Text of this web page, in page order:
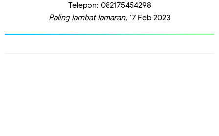
Telepon: 082175454298
Paling lambat lamaran, 17 Feb 2023